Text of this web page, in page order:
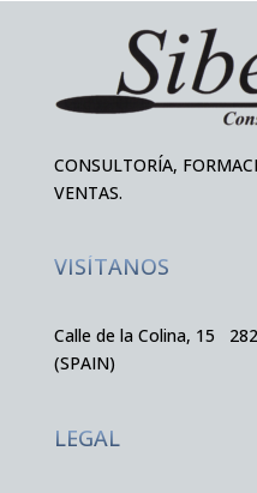
CONSULTORÍA,
VENTAS.
VISÍTANOS
Calle de la Colina, 15
(SPAIN)
LEGAL